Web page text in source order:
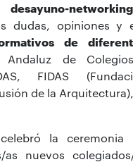
desayuno-networking
dudas, opiniones y
de
Andaluz de
FIDAS
de la
la ceremonia
as nuevos